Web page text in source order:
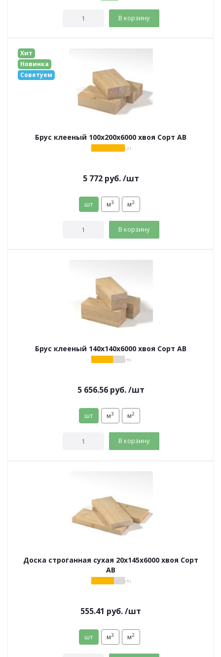
В корзину
Хит
Новинка
Советуем
Брус клееный 100х200х6000 хвоя Сорт АВ
( 2 )
5 772руб. /шт
шт м3 м2
В корзину
Брус клееный 140х140х6000 хвоя Сорт АВ
( 9 )
5 656.56руб. /шт
шт м3 м2
В корзину
Доска строганная сухая 20х145х6000 хвоя Сорт
АВ
( 5 )
555.41 руб./шт
шт м3 м2